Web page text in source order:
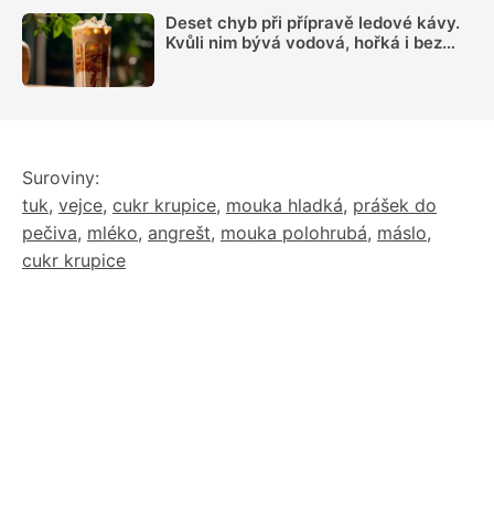
Deset chyb při přípravě ledové kávy.
Kvůli nim bývá vodová, hořká i bez
Suroviny:
tuk, vejce, cukr krupice, mouka hladká, prášek do
pečiva, mléko, angrešt, mouka polohrubá, máslo,
cukr krupice